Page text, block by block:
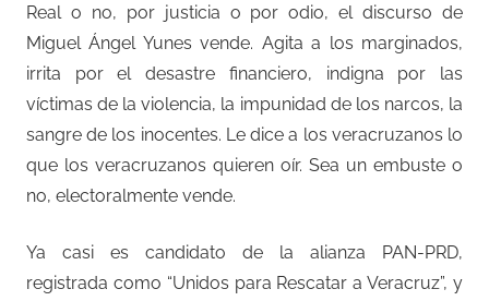
Real o no, por justicia o por odio, el discurso de
Miguel Ángel Yunes vende. Agita a los marginados,
irrita por el desastre financiero, indigna por las
víctimas de la violencia, la impunidad de los narcos, la
sangre de los inocentes. Le dice a los veracruzanos lo
que los veracruzanos quieren oír. Sea un embuste o
no, electoralmente vende.
Ya casi es candidato de la alianza PAN-PRD,
registrada como “Unidos para Rescatar a Veracruz”, y